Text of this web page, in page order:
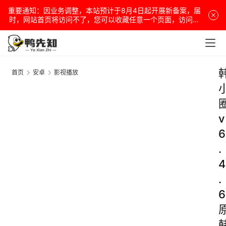
重要通知：因业务调整，本站预计于8月4日起开展新备案，届
时，网站首页将访问不了，您可以收藏任意一个页面，访问网
站！
首页 安卓 影视播放
v
6
.
4
.
6